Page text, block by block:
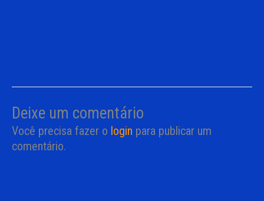
Deixe um comentário
Você precisa fazer o login para publicar um
comentário.